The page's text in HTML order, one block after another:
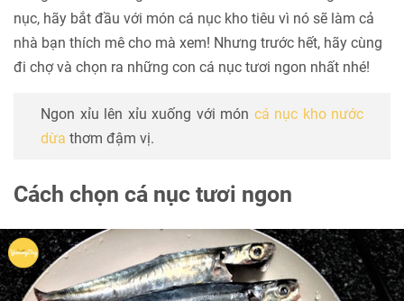
nục, hãy bắt đầu với món cá nục kho tiêu vì nó sẽ làm cả
nhà bạn thích mê cho mà xem! Nhưng trước hết, hãy cùng
đi chợ và chọn ra những con cá nục tươi ngon nhất nhé!
Ngon xỉu lên xỉu xuống với món cá nục kho nước
dừa thơm đậm vị.
Cách chọn cá nục tươi ngon